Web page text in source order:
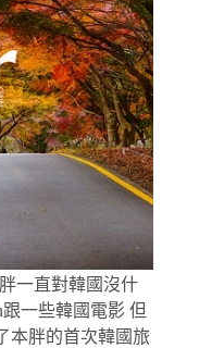
一直對韓國沒什
一些韓國電影 但
本胖的首次韓國旅